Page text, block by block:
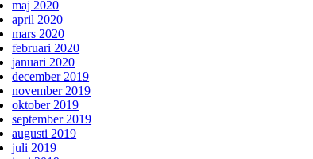
maj 2020
april 2020
mars 2020
februari 2020
januari 2020
december 2019
november 2019
oktober 2019
september 2019
augusti 2019
juli 2019